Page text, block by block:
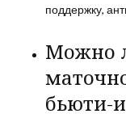
поддержку,
Можно
бьюти-